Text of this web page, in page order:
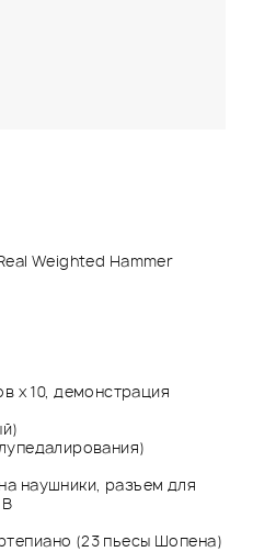
Weighted Hammer
x 10, демонстрация
наушники, разъем для
(23 пьесы Шопена)